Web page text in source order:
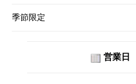
季節限定
営業日